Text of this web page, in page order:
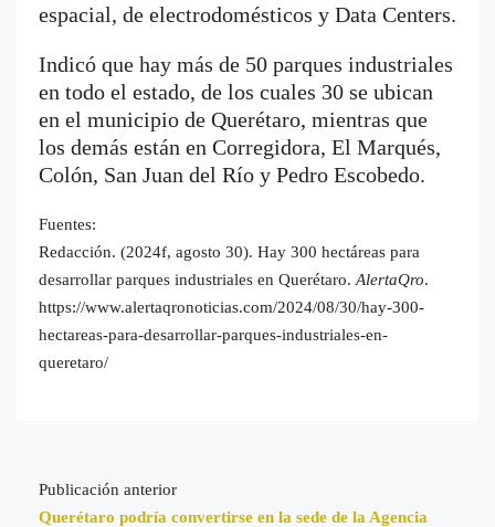
espacial, de electrodomésticos y Data Centers.
Indicó que hay más de 50 parques industriales
en todo el estado, de los cuales 30 se ubican
en el municipio de Querétaro, mientras que
los demás están en Corregidora, El Marqués,
Colón, San Juan del Río y Pedro Escobedo.
Fuentes:
Redacción. (2024f, agosto 30). Hay 300 hectáreas para
desarrollar parques industriales en Querétaro. AlertaQro.
https://www.alertaqronoticias.com/2024/08/30/hay-300-
hectareas-para-desarrollar-parques-industriales-en-
queretaro/
Publicación anterior
Querétaro podría convertirse en la sede de la Agencia